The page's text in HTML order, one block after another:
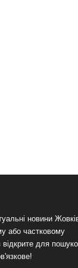
новини
або частковому
відкрите для